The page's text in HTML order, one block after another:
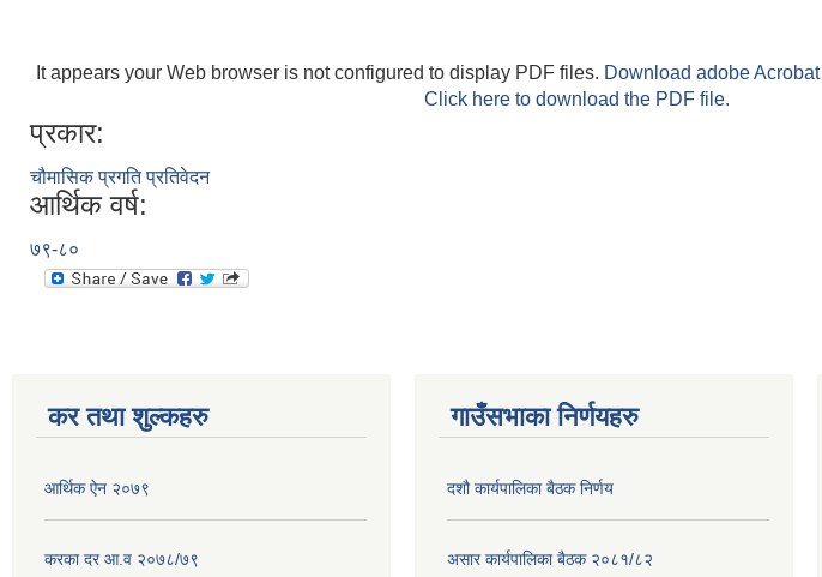
It appears your Web browser is not configured to display PDF files. Download adobe Acrobat
Click here to download the PDF file.
प्रकार:
चौमासिक प्रगति प्रतिवेदन
आर्थिक वर्ष:
७९-८०
कर तथा शुल्कहरु
आर्थिक ऐन २०७९
करका दर आ.व २०७८/७९
गाउँसभाका निर्णयहरु
दशौ कार्यपालिका बैठक निर्णय
असार कार्यपालिका बैठक २०८१/८२